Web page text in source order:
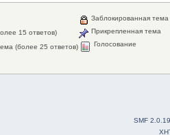
15 ответов)
(более 25 ответов)
Заблокированная тема
Прикрепленная тема
Голосование
SMF 2.0.19